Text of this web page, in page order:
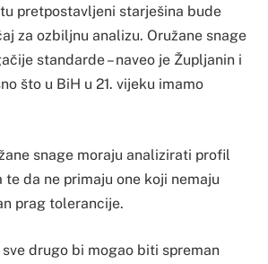
pretpostavljeni starješina bude
za ozbiljnu analizu. Oružane snage
standarde – naveo je Župljanin i
što u BiH u 21. vijeku imamo
snage moraju analizirati profil
da ne primaju one koji nemaju
prag tolerancije.
drugo bi mogao biti spreman